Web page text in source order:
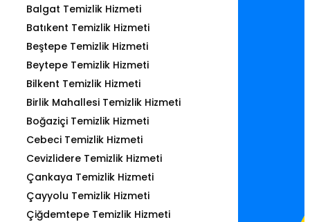
Balgat Temizlik Hizmeti
Batıkent Temizlik Hizmeti
Beştepe Temizlik Hizmeti
Beytepe Temizlik Hizmeti
Bilkent Temizlik Hizmeti
Birlik Mahallesi Temizlik Hizmeti
Boğaziçi Temizlik Hizmeti
Cebeci Temizlik Hizmeti
Cevizlidere Temizlik Hizmeti
Çankaya Temizlik Hizmeti
Çayyolu Temizlik Hizmeti
Çiğdemtepe Temizlik Hizmeti